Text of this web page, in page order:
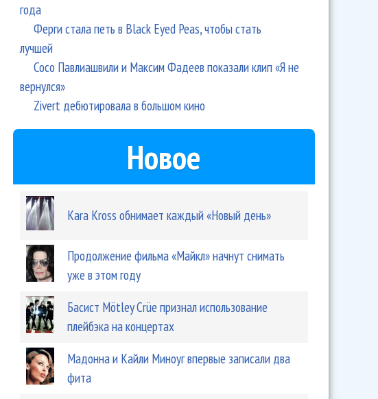
года
Ферги стала петь в Black Eyed Peas, чтобы стать
лучшей
Сосо Павлиашвили и Максим Фадеев показали клип «Я не
вернулся»
Zivert дебютировала в большом кино
Новое
Kara Kross обнимает каждый «Новый день»
Продолжение фильма «Майкл» начнут снимать
уже в этом году
Басист Mötley Crüe признал использование
плейбэка на концертах
Мадонна и Кайли Миноуг впервые записали два
фита